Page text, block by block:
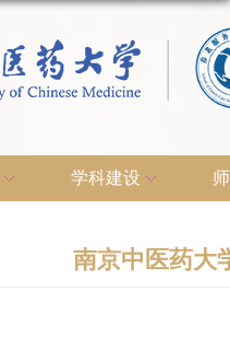
学科建设
南京中医药大